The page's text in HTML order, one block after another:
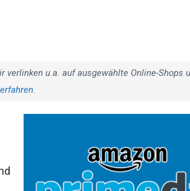
u.a. auf ausgewählte Online-Shops
.
dir jetzt die meistverkauften Produkte
Jetzt anschauen